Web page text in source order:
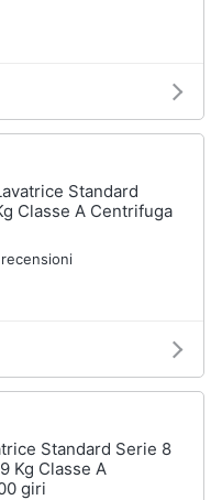
Standard
Classe A Centrifuga
Standard Serie 8
Kg Classe A
giri